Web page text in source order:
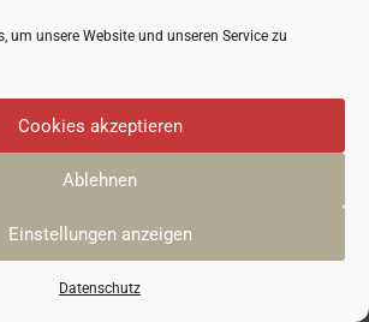
um unsere Website und unseren Service zu
Cookies akzeptieren
Ablehnen
Einstellungen anzeigen
Datenschutz